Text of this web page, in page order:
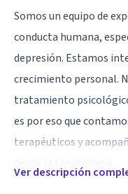
Somos un equipo de
conducta humana,
depresión. Estamos
crecimiento personal.
tratamiento
es por eso que
terapéuticos y
Ver descripción